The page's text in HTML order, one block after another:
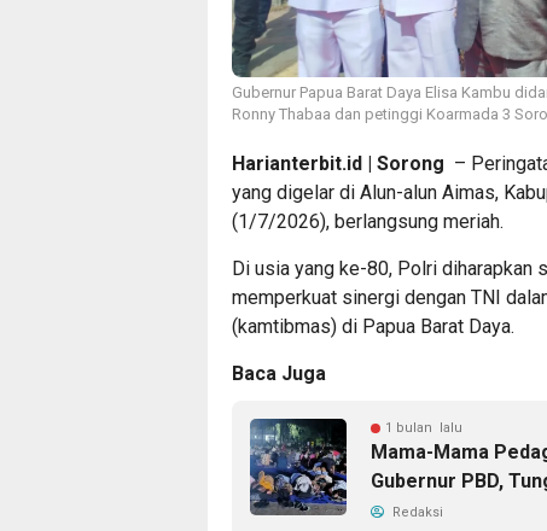
Gubernur Papua Barat Daya Elisa Kambu
Ronny Thabaa dan petinggi Koarmada 3
Harianterbit.id | Sorong –
yang digelar di Alun-alun Aimas,
(1/7/2026), berlangsung meriah.
Di usia yang ke-80, Polri diharapkan
memperkuat sinergi dengan TNI
(kamtibmas) di Papua Barat Daya.
Baca Juga
1 bulan lalu
Mama-Mama
Gubernur PBD,
Redaksi